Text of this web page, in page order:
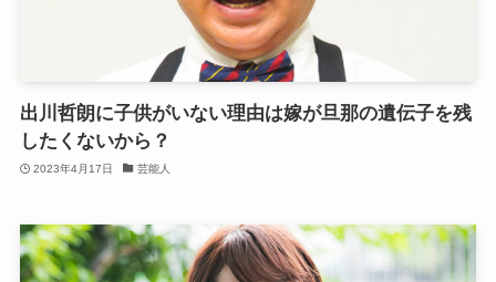
出川哲朗に子供がいない理由は嫁が旦那の遺伝子を残
したくないから？
2023年4月17日 芸能人